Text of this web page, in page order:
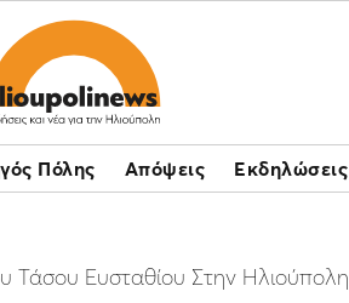
Πόλης Απόψεις Εκδηλώσεις
Τάσου Ευσταθίου Στην Ηλιούπολη